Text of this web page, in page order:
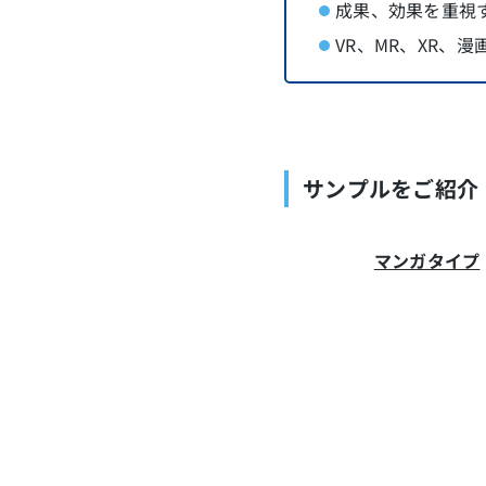
成果、効果を重視
VR、MR、XR、
サンプルをご紹介
マンガタイプ